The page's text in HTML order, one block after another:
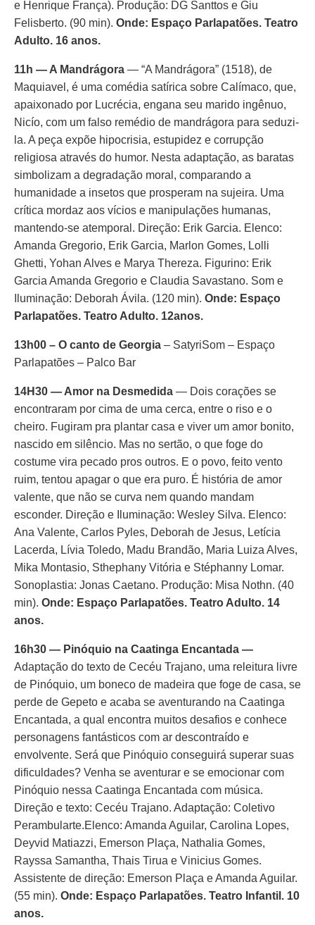
e Henrique França). Produção: DG Santtos e Giu
Felisberto. (90 min). Onde: Espaço Parlapatões. Teatro
Adulto. 16 anos.
11h — A Mandrágora — “A Mandrágora” (1518), de
Maquiavel, é uma comédia satírica sobre Calímaco, que,
apaixonado por Lucrécia, engana seu marido ingênuo,
Nicío, com um falso remédio de mandrágora para seduzi-
la. A peça expõe hipocrisia, estupidez e corrupção
religiosa através do humor. Nesta adaptação, as baratas
simbolizam a degradação moral, comparando a
humanidade a insetos que prosperam na sujeira. Uma
crítica mordaz aos vícios e manipulações humanas,
mantendo-se atemporal. Direção: Erik Garcia. Elenco:
Amanda Gregorio, Erik Garcia, Marlon Gomes, Lolli
Ghetti, Yohan Alves e Marya Thereza. Figurino: Erik
Garcia Amanda Gregorio e Claudia Savastano. Som e
Iluminação: Deborah Ávila. (120 min). Onde: Espaço
Parlapatões. Teatro Adulto. 12anos.
13h00 – O canto de Georgia – SatyriSom – Espaço
Parlapatões – Palco Bar
14H30 — Amor na Desmedida — Dois corações se
encontraram por cima de uma cerca, entre o riso e o
cheiro. Fugiram pra plantar casa e viver um amor bonito,
nascido em silêncio. Mas no sertão, o que foge do
costume vira pecado pros outros. E o povo, feito vento
ruim, tentou apagar o que era puro. É história de amor
valente, que não se curva nem quando mandam
esconder. Direção e Iluminação: Wesley Silva. Elenco:
Ana Valente, Carlos Pyles, Deborah de Jesus, Letícia
Lacerda, Lívia Toledo, Madu Brandão, Maria Luiza Alves,
Mika Montasio, Sthephany Vitória e Stéphanny Lomar.
Sonoplastia: Jonas Caetano. Produção: Misa Nothn. (40
min). Onde: Espaço Parlapatões. Teatro Adulto. 14
anos.
16h30 — Pinóquio na Caatinga Encantada —
Adaptação do texto de Cecéu Trajano, uma releitura livre
de Pinóquio, um boneco de madeira que foge de casa, se
perde de Gepeto e acaba se aventurando na Caatinga
Encantada, a qual encontra muitos desafios e conhece
personagens fantásticos com ar descontraído e
envolvente. Será que Pinóquio conseguirá superar suas
dificuldades? Venha se aventurar e se emocionar com
Pinóquio nessa Caatinga Encantada com música.
Direção e texto: Cecéu Trajano. Adaptação: Coletivo
Perambularte.Elenco: Amanda Aguilar, Carolina Lopes,
Deyvid Matiazzi, Emerson Plaça, Nathalia Gomes,
Rayssa Samantha, Thais Tirua e Vinicius Gomes.
Assistente de direção: Emerson Plaça e Amanda Aguilar.
(55 min). Onde: Espaço Parlapatões. Teatro Infantil. 10
anos.